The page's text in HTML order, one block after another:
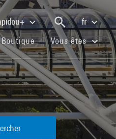
fr
Boutique(current)Vous êtes